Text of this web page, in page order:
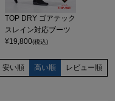
TOP DRY ゴアテック
スレイン対応ブーツ
¥19,800(税込)
安い順 高い順 レビュー順